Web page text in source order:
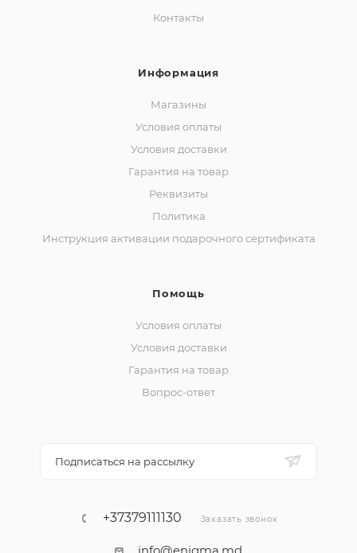
Контакты
Информация
Магазины
Условия оплаты
Условия доставки
Гарантия на товар
Реквизиты
Политика
Инструкция активации подарочного сертификата
Помощь
Условия оплаты
Условия доставки
Гарантия на товар
Вопрос-ответ
Подписаться на рассылку
+37379111130 Заказать звонок